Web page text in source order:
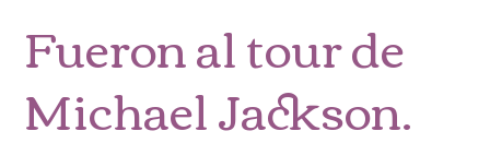
Fueron al tour de
Michael Jackson.